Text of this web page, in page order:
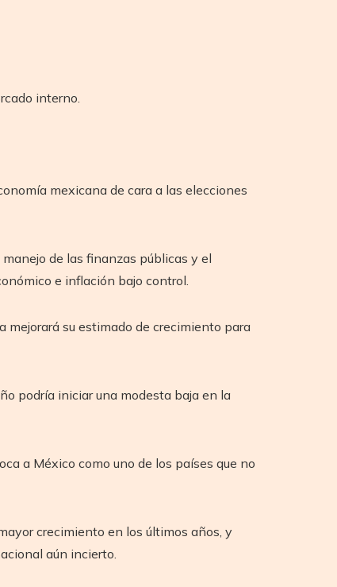
interno.
mexicana de cara a las elecciones
de las finanzas públicas y el
e inflación bajo control.
mejorará su estimado de crecimiento para
podría iniciar una modesta baja en la
a México como uno de los países que no
crecimiento en los últimos años, y
aún incierto.